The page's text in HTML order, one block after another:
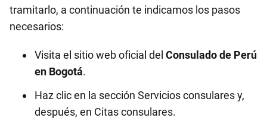
tramitarlo, a continuación te indicamos los pasos
necesarios:
Visita el sitio web oficial del Consulado de Perú
en Bogotá.
Haz clic en la sección Servicios consulares y,
después, en Citas consulares.